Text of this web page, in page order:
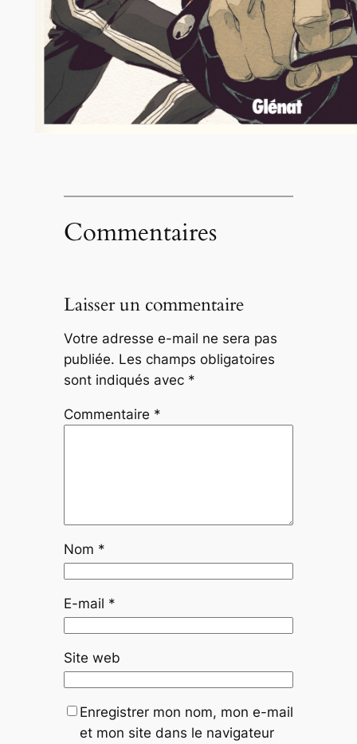
Commentaires
Laisser un commentaire
Votre adresse e-mail ne sera pas
publiée. Les champs obligatoires
sont indiqués avec *
Commentaire *
Nom *
E-mail *
Site web
Enregistrer mon nom, mon e-mail
et mon site dans le navigateur